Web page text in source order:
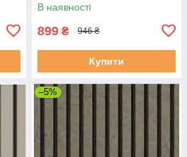
В наявності
899 ₴ 946 ₴
Купити
–5%